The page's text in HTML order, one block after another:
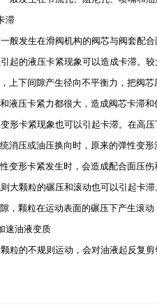
滞
般发生在滑阀机构的阀芯与阀套配
起的液压卡紧现象可以造成卡滞。
上下间隙产生径向不平衡力，把阀
液压卡紧力都很大，造成阀芯卡滞和
形卡紧现象也可以引起卡滞。在高
消压或油压换向时，原来的弹性变
变形卡紧发生时，会造成配合面压
大颗粒的碾压和滚动也可以引起卡
，颗粒在运动表面的碾压下产生滚动
速油液变质
粒的不规则运动，会对油液起反复